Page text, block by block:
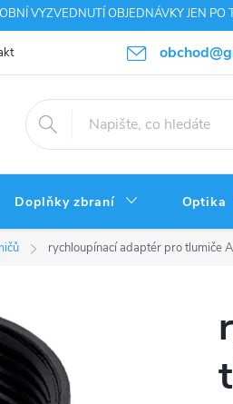
VYZVEDNUTÍ OBJEDNÁVKY JEN PO
Napište nám
Doplňky zbraní Optika
rychloupínací adaptér pro tlumiče